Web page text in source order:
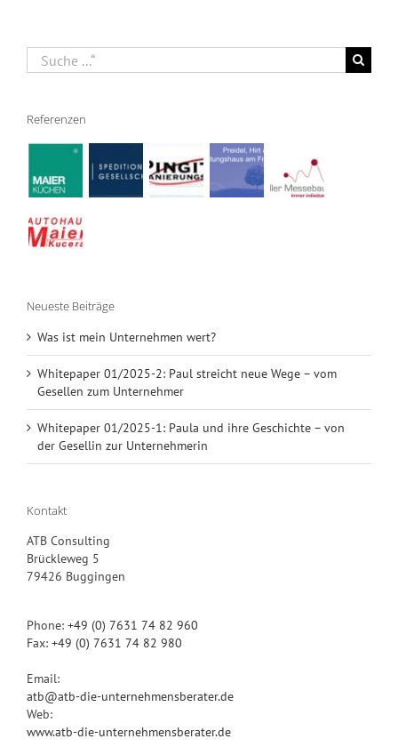
Suche
nach:
Referenzen
Neueste Beiträge
Was ist mein Unternehmen wert?
Whitepaper 01/2025-2: Paul streicht neue Wege – vom
Gesellen zum Unternehmer
Whitepaper 01/2025-1: Paula und ihre Geschichte – von
der Gesellin zur Unternehmerin
Kontakt
ATB Consulting
Brückleweg 5
79426 Buggingen
Phone: +49 (0) 7631 74 82 960
Fax: +49 (0) 7631 74 82 980
Email:
atb@atb-die-unternehmensberater.de
Web:
www.atb-die-unternehmensberater.de